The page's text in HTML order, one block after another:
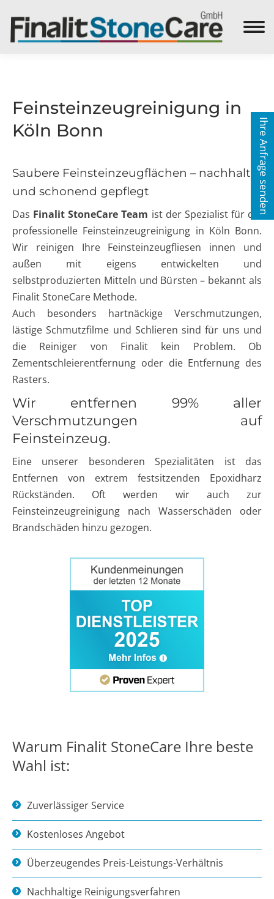
Search:
Feinsteinzeugreinigung in
Köln Bonn
Saubere Feinsteinzeugflächen – nachhaltig
und schonend gepflegt
Das Finalit StoneCare Team ist der Spezialist für die
professionelle Feinsteinzeugreinigung in Köln Bonn.
Wir reinigen Ihre Feinsteinzeugfliesen innen und
außen mit eigens entwickelten und
selbstproduzierten Mitteln und Bürsten – bekannt als
Finalit StoneCare Methode.
Auch besonders hartnäckige Verschmutzungen,
lästige Schmutzfilme und Schlieren sind für uns und
die Reiniger von Finalit kein Problem. Ob
Zementschleierentfernung oder die Entfernung des
Rasters.
Wir entfernen 99% aller
Verschmutzungen auf
Feinsteinzeug.
Eine unserer besonderen Spezialitäten ist das
Entfernen von extrem festsitzenden Epoxidharz
Rückständen. Oft werden wir auch zur
Feinsteinzeugreinigung nach Wasserschäden oder
Brandschäden hinzu gezogen.
Warum Finalit StoneCare Ihre beste
Wahl ist:
Zuverlässiger Service
Kostenloses Angebot
Überzeugendes Preis-Leistungs-Verhältnis
Nachhaltige Reinigungsverfahren
Ihre Anfrage senden